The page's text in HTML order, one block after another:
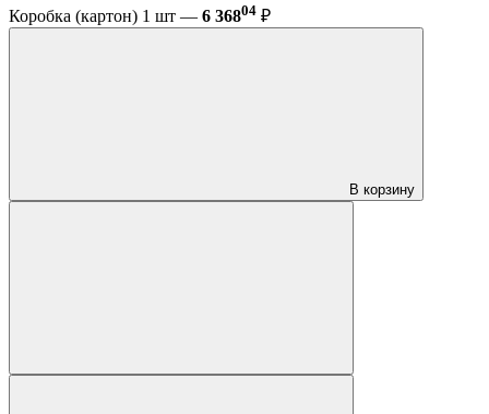
Коробка (картон) 1 шт — 6 36804 ₽
В корзину